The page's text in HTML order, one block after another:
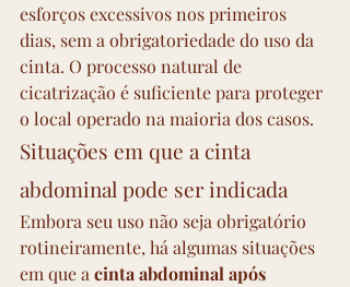
esforços excessivos nos primeiros
dias, sem a obrigatoriedade do uso da
cinta. O processo natural de
cicatrização é suficiente para proteger
o local operado na maioria dos casos.
Situações em que a cinta
abdominal pode ser indicada
Embora seu uso não seja obrigatório
rotineiramente, há algumas situações
em que a cinta abdominal após